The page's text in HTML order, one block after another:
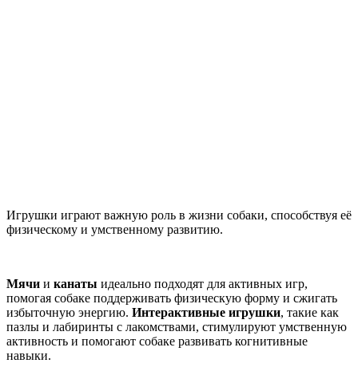
Игрушки играют важную роль в жизни собаки, способствуя её
физическому и умственному развитию.
Мячи и канаты идеально подходят для активных игр,
помогая собаке поддерживать физическую форму и сжигать
избыточную энергию. Интерактивные игрушки, такие как
пазлы и лабиринты с лакомствами, стимулируют умственную
активность и помогают собаке развивать когнитивные
навыки.